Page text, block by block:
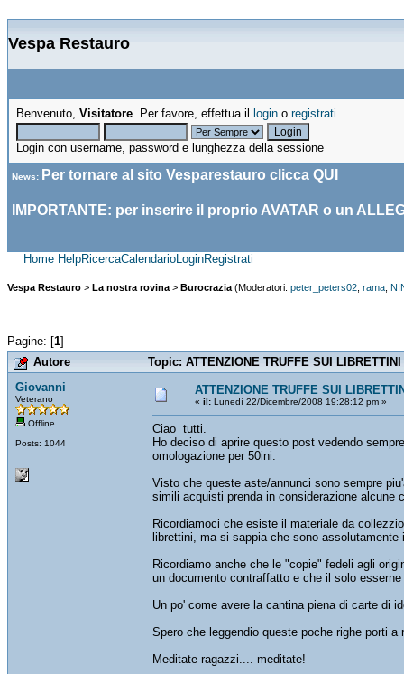
Vespa Restauro
Benvenuto, Visitatore. Per favore, effettua il login o registrati.
Login con username, password e lunghezza della sessione
News: Per tornare al sito Vesparestauro clicca QUI
IMPORTANTE: per inserire il proprio AVATAR o un
Home HelpRicercaCalendarioLoginRegistrati
Vespa Restauro > La nostra rovina > Burocrazia (Moderatori: peter_peters02 rama
Pagine: [1]
Autore
Topic: ATTENZIONE TRUFFE SUI
Giovanni
Veterano
Offline
Posts: 1044
ATTENZIONE TRUFFE SUI
« il: Lunedì 22/Dicembre/2008 19:28:12 pm »
Ciao tutti.
Ho deciso di aprire questo post vedendo
omologazione per 50ini.
Visto che queste aste/annunci sono sempre
simili acquisti prenda in considerazione alcune
Ricordiamoci che esiste il materiale da
librettini, ma si sappia che sono
Ricordiamo anche che le "copie" fedeli agli
un documento contraffatto e che il solo
Un po' come avere la cantina piena di carte di
Spero che leggendio queste poche righe porti
Meditate ragazzi.... meditate!